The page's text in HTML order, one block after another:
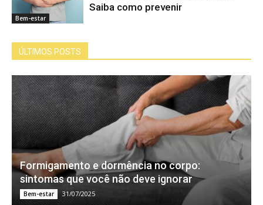
Bem-estar
Saiba como prevenir
ÚLTIMOS POSTS
Formigamento e dormência no corpo:
sintomas que você não deve ignorar
Bem-estar 31/07/2025